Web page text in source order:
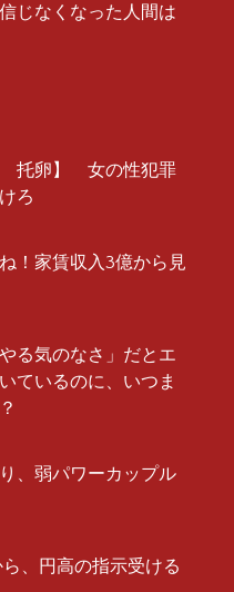
じなくなった人間は
托卵】 女の性犯罪
ろ
！家賃収入3億から見
る気のなさ」だとエ
ているのに、いつま
、弱パワーカップル
ら、円高の指示受ける